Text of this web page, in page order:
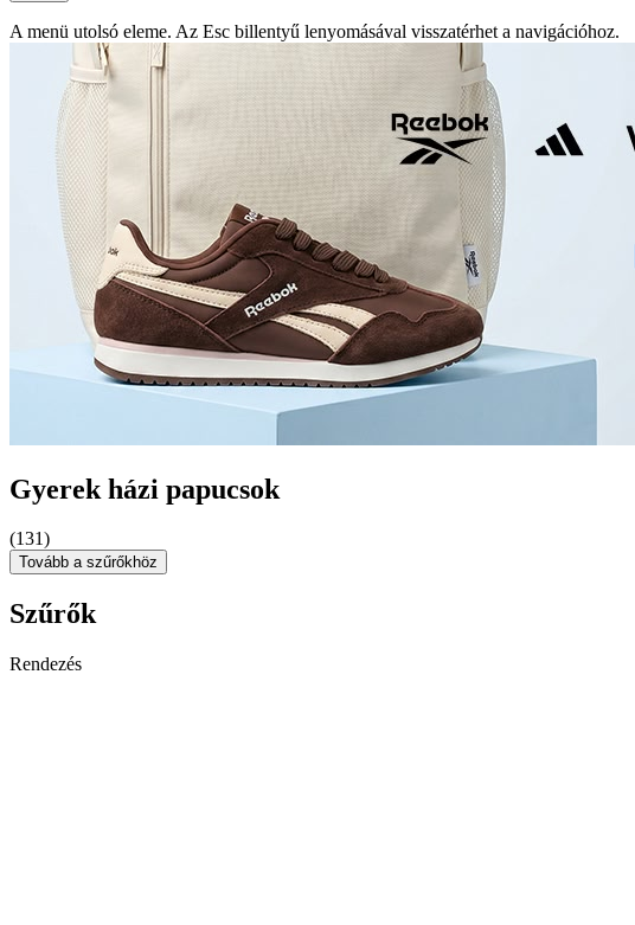
A menü utolsó eleme. Az Esc billentyű lenyomásával visszatérhet a navigációhoz.
Gyerek házi papucsok
(131)
Tovább a szűrőkhöz
Szűrők
Rendezés